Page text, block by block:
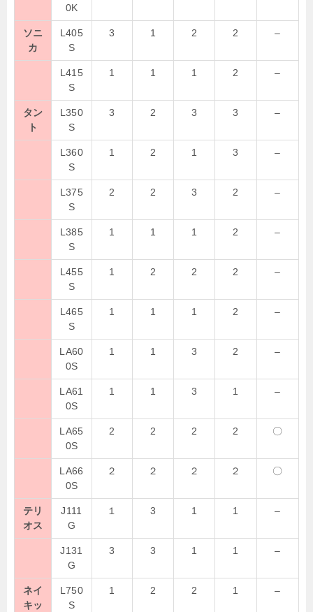
0K
ソニ
カ
L405
S
3 1 2 2 –
L415
S
1 1 1 2 –
タン
ト
L350
S
3 2 3 3 –
L360
S
1 2 1 3 –
L375
S
2 2 3 2 –
L385
S
1 1 1 2 –
L455
S
1 2 2 2 –
L465
S
1 1 1 2 –
LA60
0S
1 1 3 2 –
LA61
0S
1 1 3 1 –
LA65
0S
2 2 2 2 〇
LA66
0S
２ ２ ２ ２ 〇
テリ
オス
J111
G
１ 3 1 1 –
J131
G
3 3 1 1 –
ネイ
キッ
L750
S
1 2 2 1 –